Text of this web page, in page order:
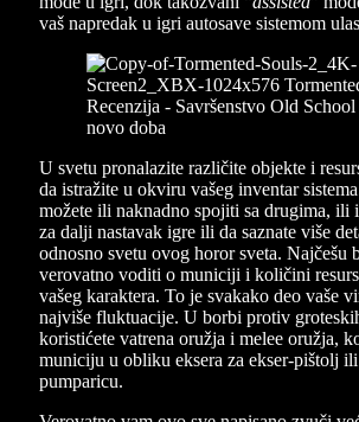
vaš napredak u igri autosave sistemom
U svetu pronalazite različite objekte i
da istražite u okviru vašeg inventar
možete ili naknadno spojiti sa drugima, ili
za dalji nastavak igre ili da saznate više
odnosno svetu ovog horor sveta. Najčešu
verovatno voditi o municiji i količini
vašeg karaktera. To je svakako deo vaše
najviše fluktuacije. U borbi protiv
koristićete vatrena oružja i melee oružja,
municiju u obliku eksera za ekser-pištolj
pumparicu.